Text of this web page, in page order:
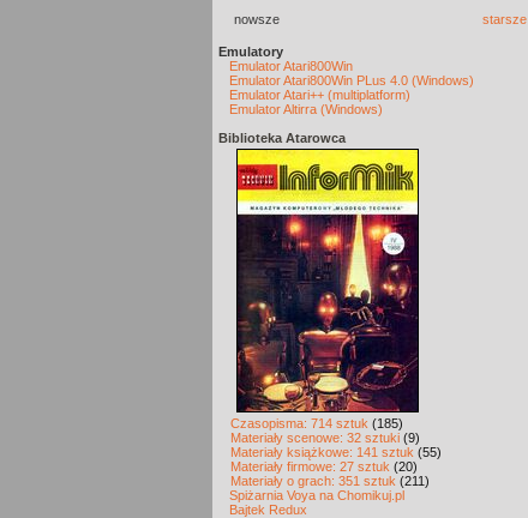
nowsze starsze
Emulatory
Emulator Atari800Win
Emulator Atari800Win PLus 4.0 (Windows)
Emulator Atari++ (multiplatform)
Emulator Altirra (Windows)
Biblioteka Atarowca
Czasopisma: 714 sztuk (185)
Materiały scenowe: 32 sztuki (9)
Materiały książkowe: 141 sztuk (55)
Materiały firmowe: 27 sztuk (20)
Materiały o grach: 351 sztuk (211)
Spiżarnia Voya na Chomikuj.pl
Bajtek Redux